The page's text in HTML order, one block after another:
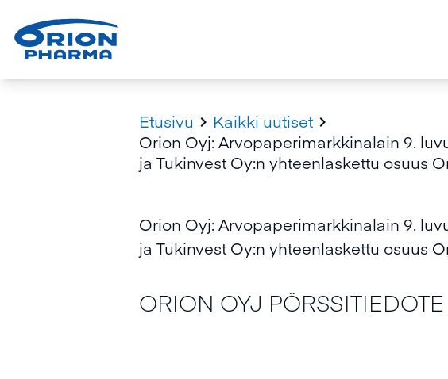
Etusivu  Kaikki uutiset 
Orion Oyj: Arvopaperimarkkinalain 9.
ja Tukinvest Oy:n yhteenlaskettu osuus
Orion Oyj: Arvopaperimarkkinalain 9.
ja Tukinvest Oy:n yhteenlaskettu osuus
ORION OYJ